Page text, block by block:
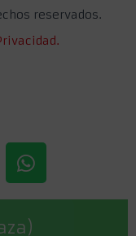
reservados.